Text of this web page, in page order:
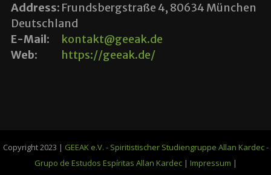
Address:Frundsbergstraße 4, 80634 München
Deutschland
E-Mail:
kontakt@geeak.de
Web:
https://geeak.de/
Copyright 2023 | GEEAK e.V. - Spiritistischer Studiengruppe Allan Kardec -
Grupo de Estudos Espíritas Allan Kardec| Impressum |